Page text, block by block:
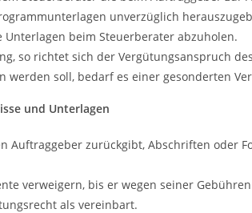
unverzüglich
beim Steuerberater abzuholen.
so richtet sich der Vergütungsanspruch
werden soll, bedarf es einer gesonderten
und Unterlagen
Auftraggeber zurückgibt, Abschriften oder
verweigern, bis er wegen seiner
als vereinbart.